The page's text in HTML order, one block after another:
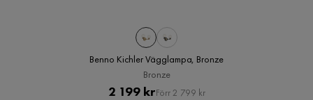
Benno Kichler Vägglampa, Bronze
Bronze
Pris
2 199 krOriginal
Förr 2 799 kr